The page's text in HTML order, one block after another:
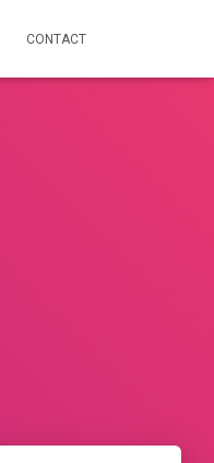
CONTACT